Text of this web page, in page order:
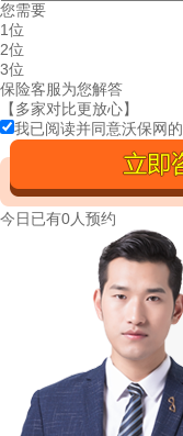
您需要
1位
2位
3位
保险客服为您解答
【多家对比更放心】
我已阅读并同意沃保网的
今日已有0人预约